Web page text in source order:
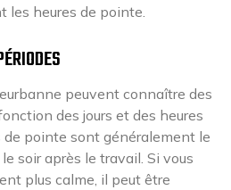
les heures de pointe.
peuvent connaître des
des jours et des heures
de pointe sont généralement le
soir après le travail. Si vous
plus calme, il peut être